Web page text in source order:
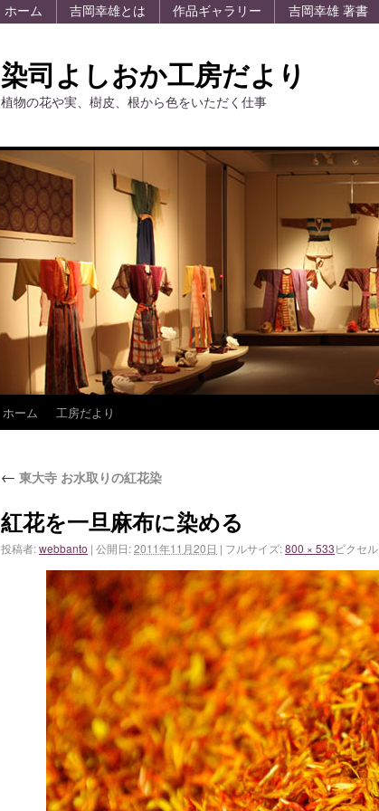
ホーム 吉岡幸雄とは 作品ギャラリー 吉岡幸雄 著書
染司よしおか工房だより
植物の花や実、樹皮、根から色をいただく仕事
ホーム 工房だより
← 東大寺 お水取りの紅花染
紅花を一旦麻布に染める
投稿者:webbanto | 公開日:2011年11月20日 | フルサイズ:800 × 533ピクセル